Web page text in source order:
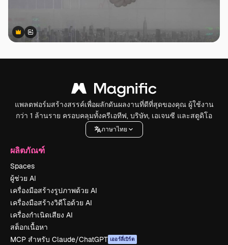
Premium
Premium
สร้างขึ้นโดย AI
แพลตฟอร์มสร้างสรรค์เพื่อผลักดันผลงานที่ดีที่สุดของคุณ ผู้ใช้งาน
กว่า 1 ล้านราย ครอบคลุมทั้งครีเอทีฟ, บริษัท, เอเจนซี และสตูดิโอ
ภาษาไทย
ผลิตภัณฑ์
Spaces
ผู้ช่วย AI
เครื่องมือสร้างรูปภาพด้วย AI
เครื่องมือสร้างวิดีโอด้วย AI
เครื่องกำเนิดเสียง AI
สต็อกเนื้อหา
MCP สำหรับ Claude/ChatGPT เออร์ลี่เบิร์ด